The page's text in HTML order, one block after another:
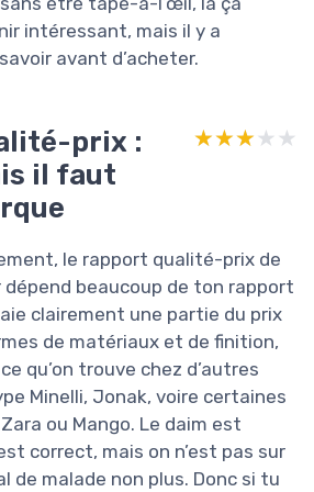
intéressant, mais il y a
avant d’acheter.
prix :
il faut
★★★★★
★★★★★
le rapport qualité-prix de
dépend beaucoup de ton rapport
clairement une partie du prix
de matériaux et de finition,
qu’on trouve chez d’autres
Minelli, Jonak, voire certaines
ou Mango. Le daim est
correct, mais on n’est pas sur
de malade non plus. Donc si tu